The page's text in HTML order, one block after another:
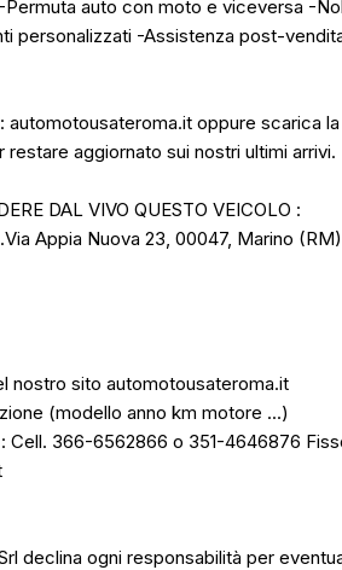
auto con moto e viceversa -
personalizzati -Assistenza post-
automotousateroma.it oppure scarica
aggiornato sui nostri ultimi arrivi.
DAL VIVO QUESTO VEICOLO :
Appia Nuova 23, 00047, Marino
nostro sito automotousateroma.it
(modello anno km motore ...)
Cell. 366-6562866 o 351-4646876
declina ogni responsabilità per